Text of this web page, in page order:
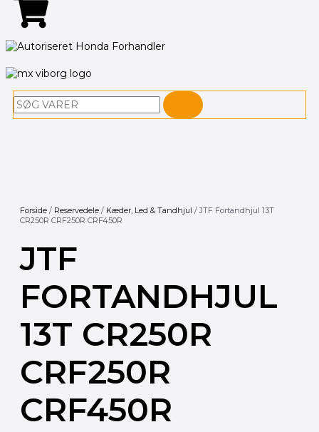
Søg
Forside / Reservedele / Kæder, Led & Tandhjul / JTF Fortandhjul 13T
CR250R CRF250R CRF450R
JTF
FORTANDHJUL
13T CR250R
CRF250R
CRF450R